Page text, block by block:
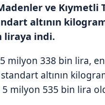
ve Kıymetli
altının
liraya indi.
milyon 338 bin lira,
altının
milyon 535 bin lira